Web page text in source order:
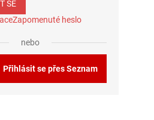
SE
Zapomenuté heslo
nebo
Přihlásit se přes Seznam